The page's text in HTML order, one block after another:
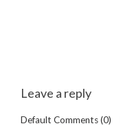
Leave a reply
Default Comments (0)